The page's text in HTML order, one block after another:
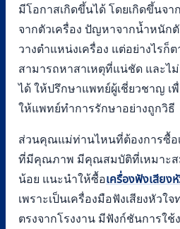
มีโอกาสเกิดขึ้นได้ โดยเกิดขึ้นจ
จากตัวเครื่อง ปัญหาจากน้ำหนัก
วางตำแหน่งเครื่อง แต่อย่างไร
สามารถหาสาเหตุที่แน่ชัด และไ
ได้ ให้ปรึกษาแพทย์ผู้เชี่ยวชาญ เ
ให้แพทย์ทำการรักษาอย่างถูกวิธี
ส่วนคุณแม่ท่านไหนที่ต้องการซื้อ
ที่มีคุณภาพ มีคุณสมบัติที่เหมาะส
น้อย แนะนำให้ซื้อเครื่องฟังเสียง
เพราะเป็นเครื่องมือฟังเสียงหัวใ
ตรงจากโรงงาน มีฟังก์ชันการใ